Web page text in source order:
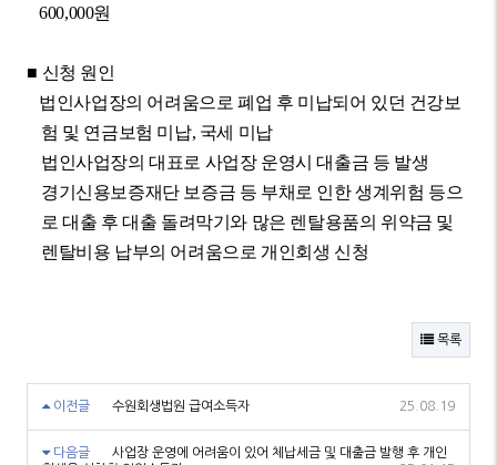
600,000원
■ 신청 원인
법인사업장의 어려움으로 폐업 후 미납되어 있던 건강보
험 및 연금보험 미납, 국세 미납
법인사업장의 대표로 사업장 운영시 대출금 등 발생
경기신용보증재단 보증금 등 부채로 인한 생계위험 등으
로 대출 후 대출 돌려막기와 많은 렌탈용품의 위약금 및
렌탈비용 납부의 어려움으로 개인회생 신청
목록
이전글 수원회생법원 급여소득자 25.08.19
다음글
사업장 운영에 어려움이 있어 체납세금 및 대출금 발행 후 개인